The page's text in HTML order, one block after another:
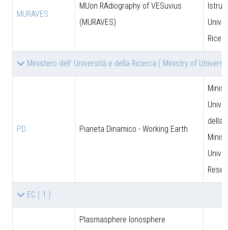
MURAVES
MUon RAdiography of VESuvius
(MURAVES)
Ministero dell' Università e della Ricerca ( Ministry of
PD Pianeta Dinamico - Working Earth
della
EC ( 1 )
Plasmasphere Ionosphere